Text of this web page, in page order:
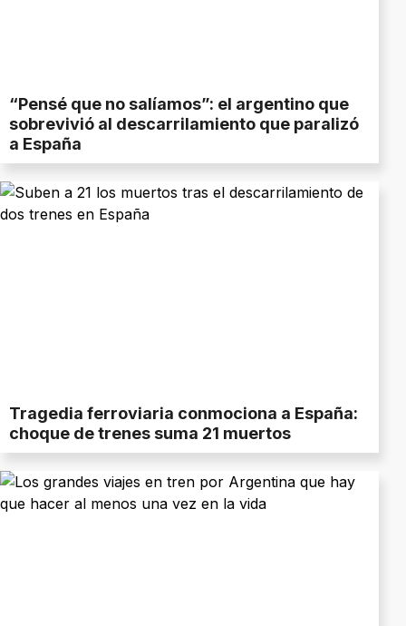
“Pensé que no salíamos”: el argentino que
sobrevivió al descarrilamiento que paralizó
a España
Tragedia ferroviaria conmociona a España:
choque de trenes suma 21 muertos